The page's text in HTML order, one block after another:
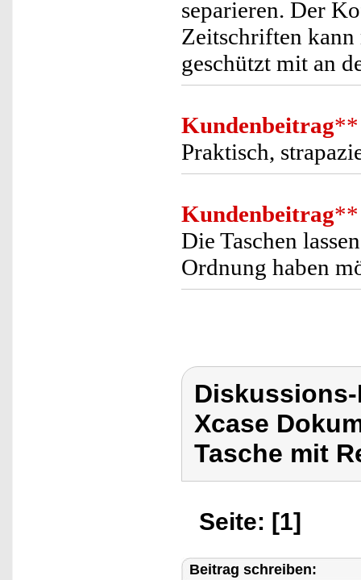
separieren. Der
Zeitschriften kann
geschützt mit an
Kundenbeitrag**
Praktisch,
Kundenbeitrag**
Die Taschen
Ordnung haben
Xcase
Tasche mit
Seite: [1]
Beitrag schreiben: